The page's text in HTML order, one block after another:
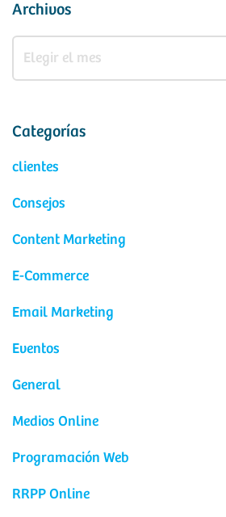
Archivos
Categorías
clientes
Consejos
Content Marketing
E-Commerce
Email Marketing
Eventos
General
Medios Online
Programación Web
RRPP Online